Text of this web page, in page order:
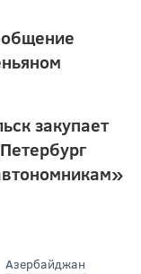
закупает
Азербайджан